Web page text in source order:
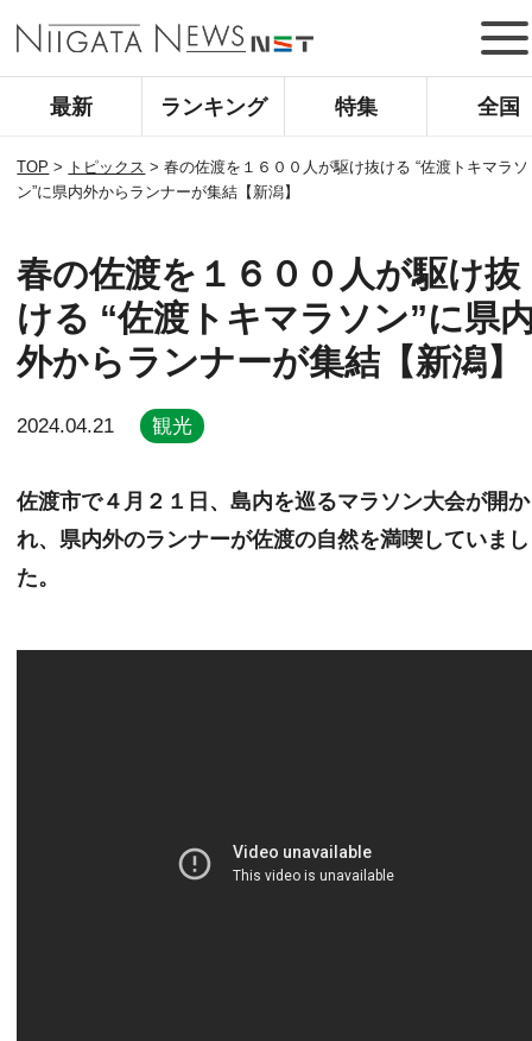
最新 ランキング 特集 全国
TOP > トピックス >春の佐渡を１６００人が駆け抜ける “佐渡トキマラソ
ン”に県内外からランナーが集結【新潟】
春の佐渡を１６００人が駆け抜
ける “佐渡トキマラソン”に県
外からランナーが集結【新潟】
2024.04.21 観光
佐渡市で４月２１日、島内を巡るマラソン大会が開か
れ、県内外のランナーが佐渡の自然を満喫していまし
た。